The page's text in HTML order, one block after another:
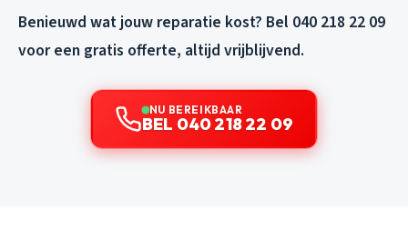
Benieuwd wat jouw reparatie kost? Bel 040 218 22 09
voor een gratis offerte, altijd vrijblijvend.
NU BEREIKBAAR
BEL 040 218 22 09